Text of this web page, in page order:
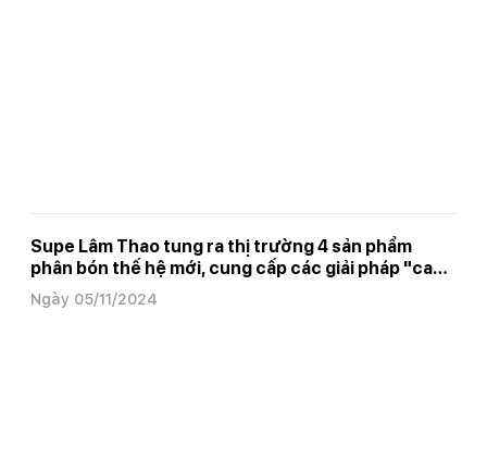
Supe Lâm Thao tung ra thị trường 4 sản phẩm
phân bón thế hệ mới, cung cấp các giải pháp "canh
tác xanh"
Ngày 05/11/2024